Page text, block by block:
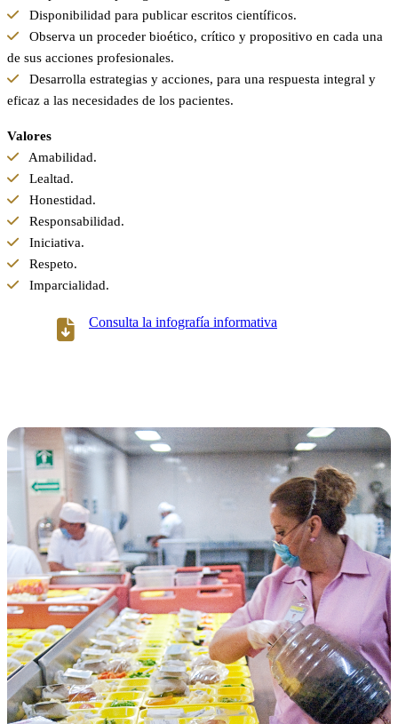
Disponibilidad para publicar escritos científicos.
Observa un proceder bioético, crítico y propositivo en cada una
de sus acciones profesionales.
Desarrolla estrategias y acciones, para una respuesta integral y
eficaz a las necesidades de los pacientes.
Valores
Amabilidad.
Lealtad.
Honestidad.
Responsabilidad.
Iniciativa.
Respeto.
Imparcialidad.
Consulta la infografía informativa